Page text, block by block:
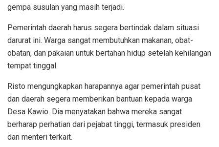
gempa susulan yang masih terjadi.
Pemerintah daerah harus segera bertindak dalam situasi
darurat ini. Warga sangat membutuhkan makanan, obat-
obatan, dan pakaian untuk bertahan hidup setelah kehilangan
tempat tinggal.
Risto mengungkapkan harapannya agar pemerintah pusat
dan daerah segera memberikan bantuan kepada warga
Desa Kawio. Dia menyatakan bahwa mereka sangat
berharap perhatian dari pejabat tinggi, termasuk presiden
dan menteri terkait.